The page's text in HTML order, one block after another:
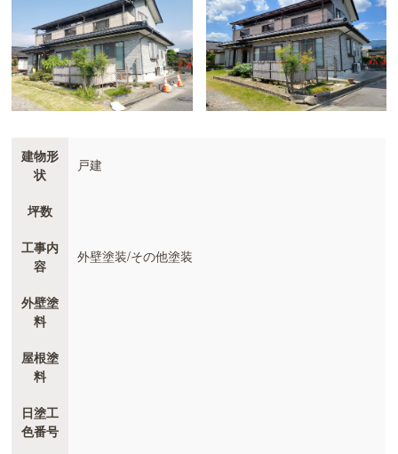
建物形
状
戸建
坪数
工事内
容
外壁塗装/その他塗装
外壁塗
料
屋根塗
料
日塗工
色番号